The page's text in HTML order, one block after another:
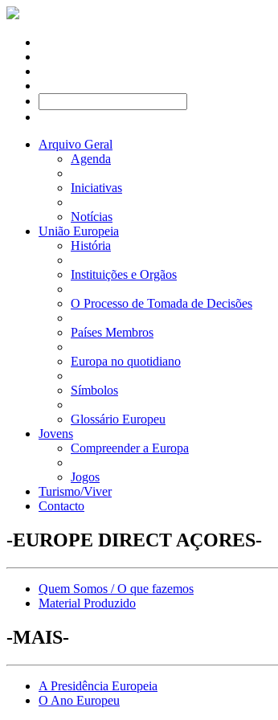
Arquivo Geral
Agenda
Iniciativas
Notícias
União Europeia
História
Instituições e Orgãos
O Processo de Tomada de Decisões
Países Membros
Europa no quotidiano
Símbolos
Glossário Europeu
Jovens
Compreender a Europa
Jogos
Turismo/Viver
Contacto
-EUROPE DIRECT AÇORES-
Quem Somos / O que fazemos
Material Produzido
-MAIS-
A Presidência Europeia
O Ano Europeu